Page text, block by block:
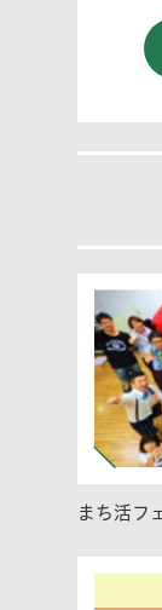
まち活フ